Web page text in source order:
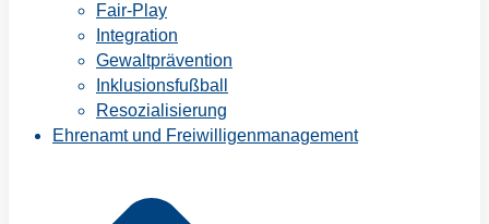
Fair-Play
Integration
Gewaltprävention
Inklusionsfußball
Resozialisierung
Ehrenamt und Freiwilligenmanagement